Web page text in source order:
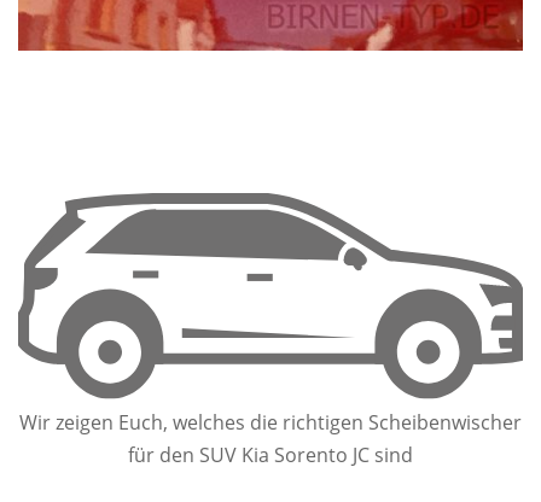
Wir zeigen Euch, welches die richtigen Scheibenwischer
für den SUV Kia Sorento JC sind